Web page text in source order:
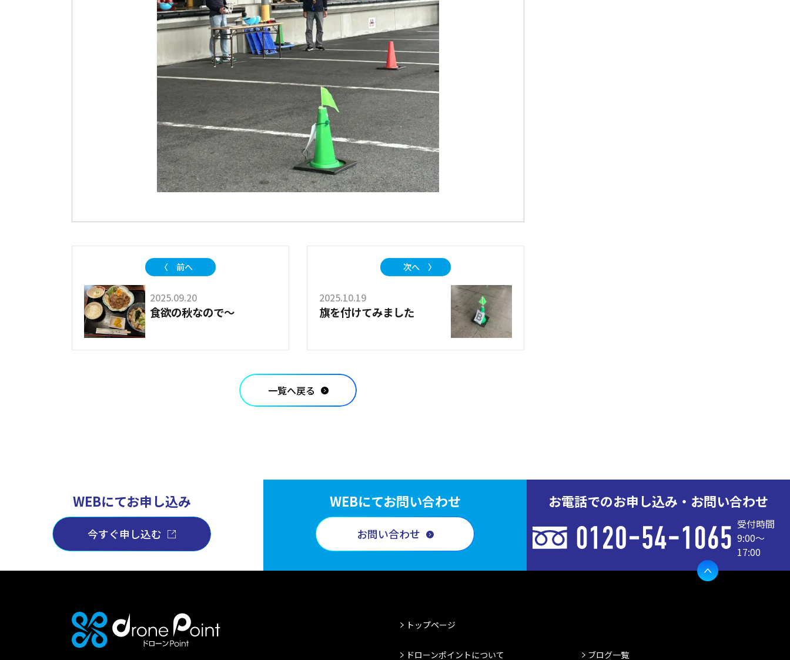
〈 前へ
2025.09.20
食欲の秋なので～
次へ 〉
2025.10.19
旗を付けてみました
一覧へ戻る
WEBにてお申し込み
今すぐ申し込む
WEBにてお問い合わせ
お問い合わせ
お電話でのお申し込み・お問い合わせ
受付時間
9:00〜
17:00
トップページ
ドローンポイントについて ブログ一覧